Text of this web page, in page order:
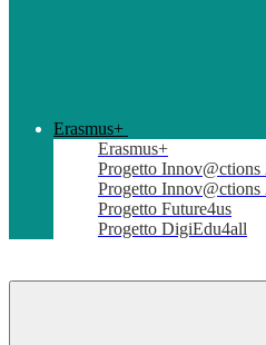
Erasmus+
Erasmus+
Progetto Innov@ctions
Progetto Innov@ctions
Progetto Future4us
Progetto DigiEdu4all